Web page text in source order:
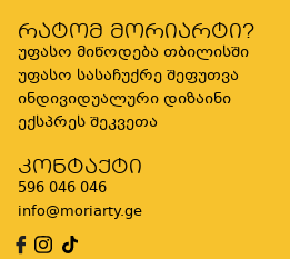
რატომ მორიარტი?
უფასო მიწოდება თბილისში
უფასო სასაჩუქრე შეფუთვა
ინდივიდუალური დიზაინი
ექსპრეს შეკვეთა
კონტაქტი
596 046 046
info@moriarty.ge